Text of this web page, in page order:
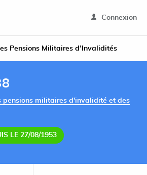
Connexion
Pensions Militaires d’Invalidités
pensions militaires d'invalidité et des
LE 27/08/1953